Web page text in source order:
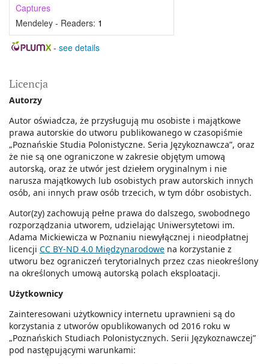
Captures
Mendeley - Readers: 1
- see details
Licencja
Autorzy
Autor oświadcza, że przysługują mu osobiste i majątkowe
prawa autorskie do utworu publikowanego w czasopiśmie
„Poznańskie Studia Polonistyczne. Seria Językoznawcza”, oraz
że nie są one ograniczone w zakresie objętym umową
autorską, oraz że utwór jest dziełem oryginalnym i nie
narusza majątkowych lub osobistych praw autorskich innych
osób, ani innych praw osób trzecich, w tym dóbr osobistych.
Autor(zy) zachowują pełne prawa do dalszego, swobodnego
rozporządzania utworem, udzielając Uniwersytetowi im.
Adama Mickiewicza w Poznaniu niewyłącznej i nieodpłatnej
licencji CC BY-ND 4.0 Międzynarodowe na korzystanie z
utworu bez ograniczeń terytorialnych przez czas nieokreślony
na określonych umową autorską polach eksploatacji.
Użytkownicy
Zainteresowani użytkownicy internetu uprawnieni są do
korzystania z utworów opublikowanych od 2016 roku w
„Poznańskich Studiach Polonistycznych. Serii Językoznawczej”
pod następującymi warunkami: